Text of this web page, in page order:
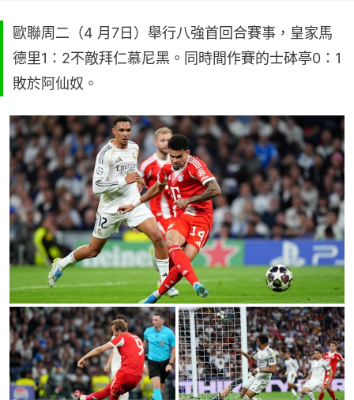
歐聯周二（4 月7日）舉行八強首回合賽事，皇家馬
德里1：2不敵拜仁慕尼黑。同時間作賽的士砵亭0：1
敗於阿仙奴。